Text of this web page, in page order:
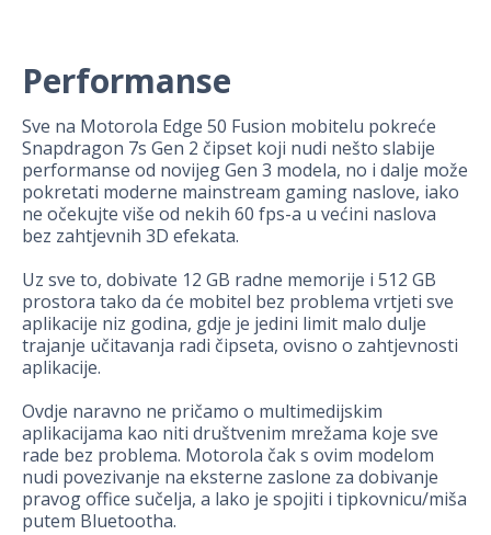
Performanse
Sve na Motorola Edge 50 Fusion mobitelu pokreće
Snapdragon 7s Gen 2 čipset koji nudi nešto slabije
performanse od novijeg Gen 3 modela, no i dalje može
pokretati moderne mainstream gaming naslove, iako
ne očekujte više od nekih 60 fps-a u većini naslova
bez zahtjevnih 3D efekata.
Uz sve to, dobivate 12 GB radne memorije i 512 GB
prostora tako da će mobitel bez problema vrtjeti sve
aplikacije niz godina, gdje je jedini limit malo dulje
trajanje učitavanja radi čipseta, ovisno o zahtjevnosti
aplikacije.
Ovdje naravno ne pričamo o multimedijskim
aplikacijama kao niti društvenim mrežama koje sve
rade bez problema. Motorola čak s ovim modelom
nudi povezivanje na eksterne zaslone za dobivanje
pravog office sučelja, a lako je spojiti i tipkovnicu/miša
putem Bluetootha.